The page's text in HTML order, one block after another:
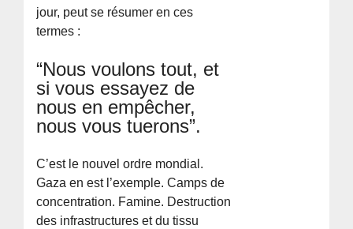
jour, peut se résumer en ces
termes :
“Nous voulons tout, et
si vous essayez de
nous en empêcher,
nous vous tuerons”.
C’est le nouvel ordre mondial.
Gaza en est l’exemple. Camps de
concentration. Famine. Destruction
des infrastructures et du tissu